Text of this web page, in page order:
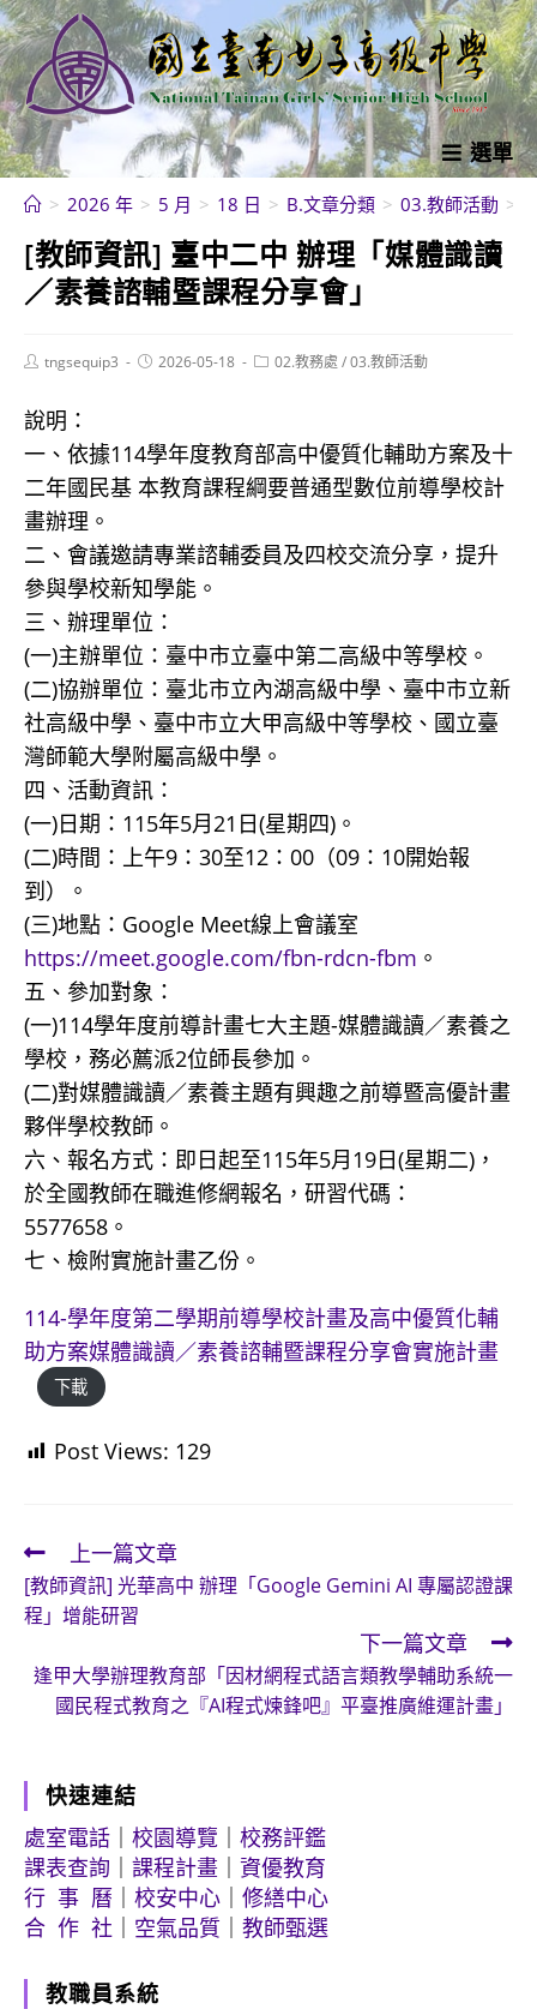
跳
轉
至
主
要
內
選單
> 2026 年 > 5 月 > 18 日 > B.文章分類 > 03.教師活動 >
[教師資訊] 臺中二中 辦理「媒體識讀
／素養諮輔暨課程分享會」
Posttngsequip3
Post2026-05-18
Post02.教務處 /03.教師活動
說明：
一、依據114學年度教育部高中優質化輔助方案及十
二年國民基 本教育課程綱要普通型數位前導學校計
畫辦理。
二、會議邀請專業諮輔委員及四校交流分享，提升
參與學校新知學能。
三、辦理單位：
(一)主辦單位：臺中市立臺中第二高級中等學校。
(二)協辦單位：臺北市立內湖高級中學、臺中市立新
社高級中學、臺中市立大甲高級中等學校、國立臺
灣師範大學附屬高級中學。
四、活動資訊：
(一)日期：115年5月21日(星期四)。
(二)時間：上午9：30至12：00（09：10開始報
到）。
(三)地點：Google Meet線上會議室
https://meet.google.com/fbn-rdcn-fbm 。
五、參加對象：
(一)114學年度前導計畫七大主題-媒體識讀／素養之
學校，務必薦派2位師長參加。
(二)對媒體識讀／素養主題有興趣之前導暨高優計畫
夥伴學校教師。
六、報名方式：即日起至115年5月19日(星期二)，
於全國教師在職進修網報名，研習代碼：
5577658。
七、檢附實施計畫乙份。
114-學年度第二學期前導學校計畫及高中優質化輔
助方案媒體識讀／素養諮輔暨課程分享會實施計畫
下載
Post Views: 129
Read
more
articles
上一篇文章
[教師資訊] 光華高中 辦理「Google Gemini AI 專屬認證課
程」增能研習
下一篇文章
逢甲大學辦理教育部「因材網程式語言類教學輔助系統一
國民程式教育之『AI程式煉鋒吧』平臺推廣維運計畫」
快速連結
處室電話
校園導覽
校務評鑑
課表查詢
課程計畫
資優教育
行 事 曆
校安中心
修繕中心
合 作 社
空氣品質 教師甄選
教職員系統